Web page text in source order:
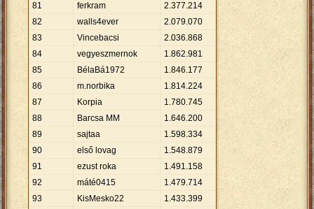
81
ferkram 2.377.214
82
walls4ever 2.079.070
83
Vincebacsi 2.036.868
84
vegyeszmernok 1.862.981
85
BélaBá1972 1.846.177
86
m.norbika 1.814.224
87
Korpia 1.780.745
88
Barcsa MM 1.646.200
89
sajtaa 1.598.334
90
első lovag 1.548.879
91
ezust roka 1.491.158
92
máté0415 1.479.714
93
KisMesko22 1.433.399